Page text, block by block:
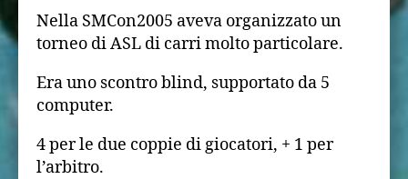
Nella SMCon2005 aveva organizzato un
torneo di ASL di carri molto particolare.
Era uno scontro blind, supportato da 5
computer.
4 per le due coppie di giocatori, + 1 per
l’arbitro.